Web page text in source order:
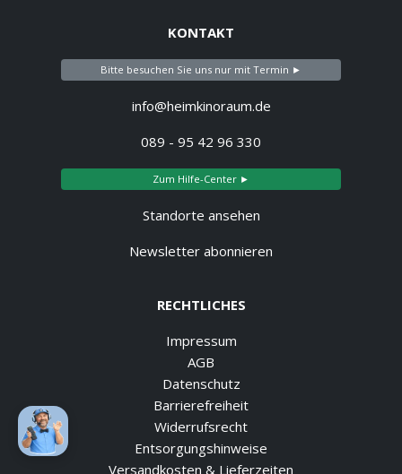
KONTAKT
Bitte besuchen Sie uns nur mit Termin ►
info@heimkinoraum.de
089 - 95 42 96 330
Zum Hilfe-Center ►
Standorte ansehen
Newsletter abonnieren
RECHTLICHES
Impressum
AGB
Datenschutz
Barrierefreiheit
Widerrufsrecht
Entsorgungshinweise
Versandkosten & Lieferzeiten